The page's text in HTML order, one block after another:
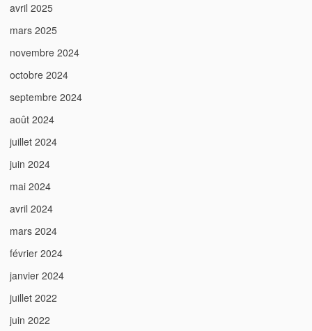
avril 2025
mars 2025
novembre 2024
octobre 2024
septembre 2024
août 2024
juillet 2024
juin 2024
mai 2024
avril 2024
mars 2024
février 2024
janvier 2024
juillet 2022
juin 2022